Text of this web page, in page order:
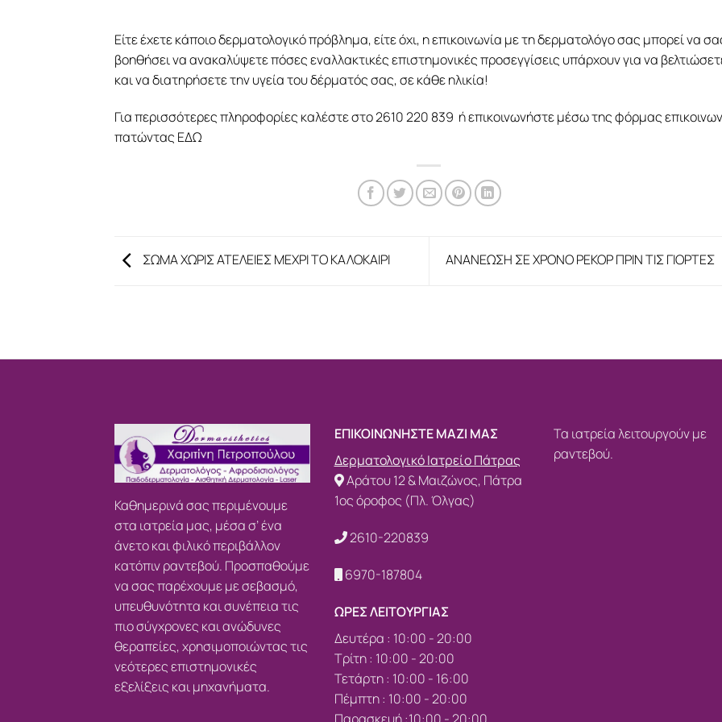
Είτε έχετε κάποιο δερματολογικό πρόβλημα, είτε όχι, η επικοινωνία με τη δερματολόγο σας μπορεί να
βοηθήσει να ανακαλύψετε πόσες εναλλακτικές επιστημονικές προσεγγίσεις υπάρχουν για να
και να διατηρήσετε την υγεία του δέρματός σας, σε κάθε ηλικία!
Για περισσότερες πληροφορίες καλέστε στο 2610 220 839 ή επικοινωνήστε μέσω της φόρμας
πατώντας ΕΔΩ
ΣΩΜΑ ΧΩΡΙΣ ΑΤΕΛΕΙΕΣ ΜΕΧΡΙ ΤΟ ΚΑΛΟΚΑΙΡΙ ΑΝΑΝΕΩΣΗ ΣΕ ΧΡΟΝΟ ΡΕΚΟΡ ΠΡΙΝ ΤΙΣ ΓΙΟΡΤΕΣ
Καθημερινά σας περιμένουμε
στα ιατρεία μας, μέσα σ’ ένα
άνετο και φιλικό περιβάλλον
κατόπιν ραντεβού. Προσπαθούμε
να σας παρέχουμε με σεβασμό,
υπευθυνότητα και συνέπεια τις
πιο σύγχρονες και ανώδυνες
θεραπείες, χρησιμοποιώντας τις
νεότερες επιστημονικές
εξελίξεις και μηχανήματα.
ΕΠΙΚΟΙΝΩΝΗΣΤΕ ΜΑΖΙ ΜΑΣ
Δερματολογικό Ιατρείο Πάτρας
Αράτου 12 & Μαιζώνος, Πάτρα
1ος όροφος (Πλ. Όλγας)
2610-220839
6970-187804
ΩΡΕΣ ΛΕΙΤΟΥΡΓΙΑΣ
Δευτέρα : 10:00 - 20:00
Τρίτη : 10:00 - 20:00
Τετάρτη : 10:00 - 16:00
Πέμπτη : 10:00 - 20:00
Τα ιατρεία λειτουργούν με
ραντεβού.